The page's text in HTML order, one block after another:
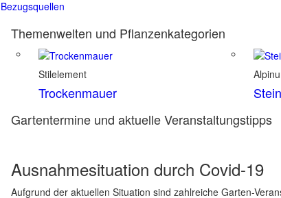
Themenwelten und Pflanzenkategorien
Stilelement
Trockenmauer
Gartentermine und aktuelle Veranstaltungstipps
Ausnahmesituation durch Covid-19
Aufgrund der aktuellen Situation sind zahlreiche Garten-
Bezugsquellen